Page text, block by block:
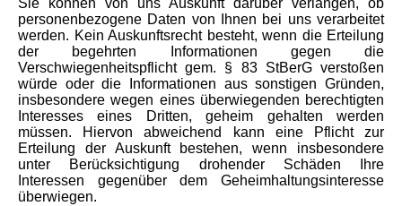
Sie können von uns Auskunft darüber verlangen, ob
personenbezogene Daten von Ihnen bei uns verarbeitet
werden. Kein Auskunftsrecht besteht, wenn die Erteilung
der begehrten Informationen gegen die
Verschwiegenheitspflicht gem. § 83 StBerG verstoßen
würde oder die Informationen aus sonstigen Gründen,
insbesondere wegen eines überwiegenden berechtigten
Interesses eines Dritten, geheim gehalten werden
müssen. Hiervon abweichend kann eine Pflicht zur
Erteilung der Auskunft bestehen, wenn insbesondere
unter Berücksichtigung drohender Schäden Ihre
Interessen gegenüber dem Geheimhaltungsinteresse
überwiegen.